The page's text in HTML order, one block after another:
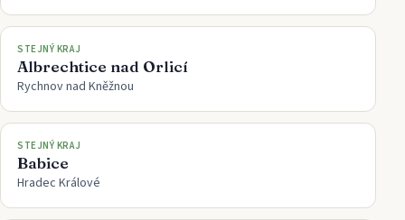
STEJNÝ KRAJ
Albrechtice nad Orlicí
Rychnov nad Kněžnou
STEJNÝ KRAJ
Babice
Hradec Králové